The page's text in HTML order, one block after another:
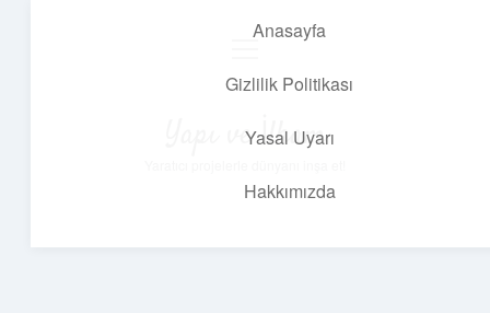
Anasayfa
Gizlilik Politikası
Yasal Uyarı
Hakkımızda
Yapı ve İlham